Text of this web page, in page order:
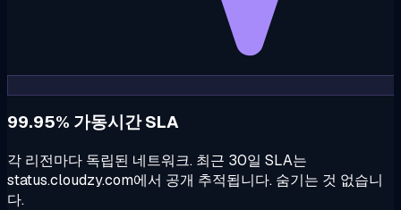
99.95% 가동시간 SLA
각 리전마다 독립된 네트워크. 최근 30일 SLA는
status.cloudzy.com에서 공개 추적됩니다. 숨기는 것 없습니
다.